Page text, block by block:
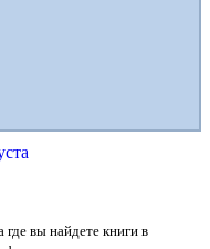
вы найдете книги в